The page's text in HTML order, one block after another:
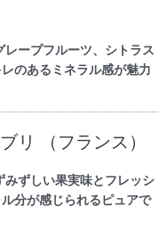
レープフルーツ、シトラス
のあるミネラル感が魅力
リ （フランス）
みずしい果実味とフレッシ
分が感じられるピュアで